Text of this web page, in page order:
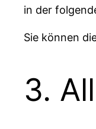
in der
Sie können
3.